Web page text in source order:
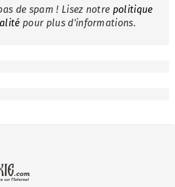
de spam ! Lisez notre politique
pour plus d'informations.